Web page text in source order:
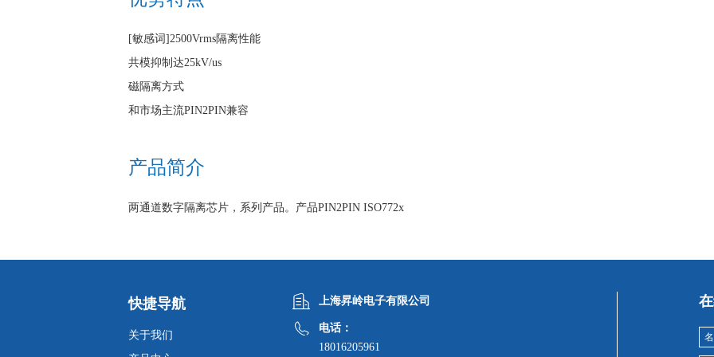
[敏感词]2500Vrms隔离性能
共模抑制达25kV/us
磁隔离方式
和市场主流PIN2PIN兼容
产品简介
两通道数字隔离芯片，系列产品。产品PIN2PIN ISO772x
快捷导航
关于我们
上海昇岭电子有限公司
电话：
18016205961